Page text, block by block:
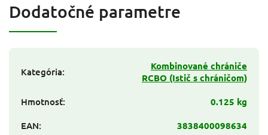
Dodatočné parametre
Kategória:
Kombinované chrániče
RCBO (Istič s chráničom)
Hmotnosť:
0.125 kg
EAN: 3838400098634